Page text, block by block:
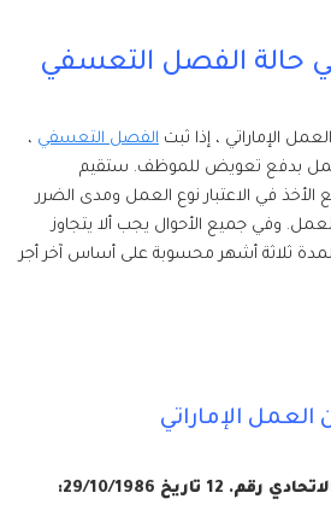
حالة الفصل التعسفي
الفصل التعسفي ،
بدفع تعويض للموظف. ستقيم
في الاعتبار نوع العمل ومدى الضرر
وفي جميع الأحوال يجب ألا يتجاوز
ثلاثة أشهر محسوبة على أساس آخر أجر
تاريخ 29/10/1986: